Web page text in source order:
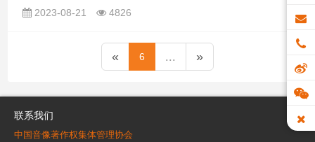
2023-08-21
4826
« 6 ... »
联系我们
中国音像著作权集体管理协会